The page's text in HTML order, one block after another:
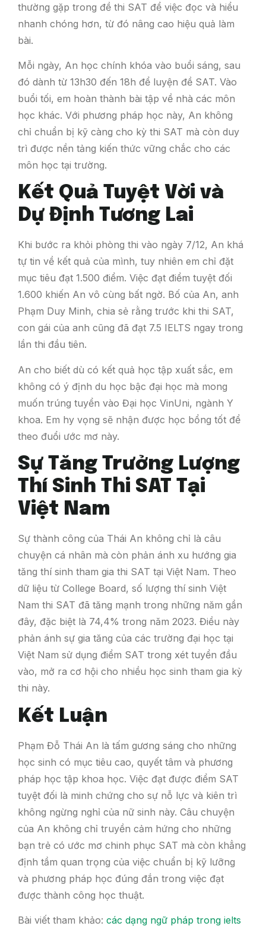
thường gặp trong đề thi SAT để việc đọc và hiểu
nhanh chóng hơn, từ đó nâng cao hiệu quả làm
bài.
Mỗi ngày, An học chính khóa vào buổi sáng, sau
đó dành từ 13h30 đến 18h để luyện đề SAT. Vào
buổi tối, em hoàn thành bài tập về nhà các môn
học khác. Với phương pháp học này, An không
chỉ chuẩn bị kỹ càng cho kỳ thi SAT mà còn duy
trì được nền tảng kiến thức vững chắc cho các
môn học tại trường.
Kết Quả Tuyệt Vời và
Dự Định Tương Lai
Khi bước ra khỏi phòng thi vào ngày 7/12, An khá
tự tin về kết quả của mình, tuy nhiên em chỉ đặt
mục tiêu đạt 1.500 điểm. Việc đạt điểm tuyệt đối
1.600 khiến An vô cùng bất ngờ. Bố của An, anh
Phạm Duy Minh, chia sẻ rằng trước khi thi SAT,
con gái của anh cũng đã đạt 7.5 IELTS ngay trong
lần thi đầu tiên.
An cho biết dù có kết quả học tập xuất sắc, em
không có ý định du học bậc đại học mà mong
muốn trúng tuyển vào Đại học VinUni, ngành Y
khoa. Em hy vọng sẽ nhận được học bổng tốt để
theo đuổi ước mơ này.
Sự Tăng Trưởng Lượng
Thí Sinh Thi SAT Tại
Việt Nam
Sự thành công của Thái An không chỉ là câu
chuyện cá nhân mà còn phản ánh xu hướng gia
tăng thí sinh tham gia thi SAT tại Việt Nam. Theo
dữ liệu từ College Board, số lượng thí sinh Việt
Nam thi SAT đã tăng mạnh trong những năm gần
đây, đặc biệt là 74,4% trong năm 2023. Điều này
phản ánh sự gia tăng của các trường đại học tại
Việt Nam sử dụng điểm SAT trong xét tuyển đầu
vào, mở ra cơ hội cho nhiều học sinh tham gia kỳ
thi này.
Kết Luận
Phạm Đỗ Thái An là tấm gương sáng cho những
học sinh có mục tiêu cao, quyết tâm và phương
pháp học tập khoa học. Việc đạt được điểm SAT
tuyệt đối là minh chứng cho sự nỗ lực và kiên trì
không ngừng nghỉ của nữ sinh này. Câu chuyện
của An không chỉ truyền cảm hứng cho những
bạn trẻ có ước mơ chinh phục SAT mà còn khẳng
định tầm quan trọng của việc chuẩn bị kỹ lưỡng
và phương pháp học đúng đắn trong việc đạt
được thành công học thuật.
Bài viết tham khảo: các dạng ngữ pháp trong ielts